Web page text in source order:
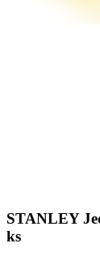
STANLEY
ks